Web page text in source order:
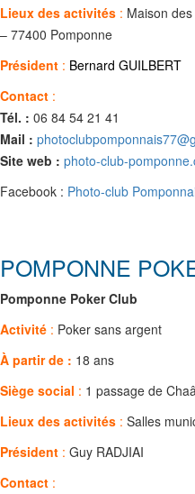
Lieux des activités : Maison
– 77400 Pomponne
Président : Bernard GUILBERT
Contact :
Tél. : 06 84 54 21 41
Mail :
Site web : photo-club-
Facebook : Photo-club
POMPONNE
Pomponne Poker Club
Activité : Poker sans argent
À partir de : 18 ans
Siège social : 1 passage de
Lieux des activités : Salles
Président : Guy RADJIAI
Contact :